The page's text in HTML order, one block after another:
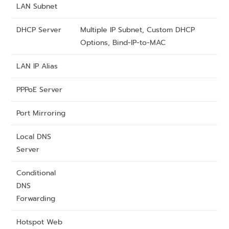
LAN Subnet
DHCP Server
Multiple IP Subnet, Custom DHCP
Options, Bind-IP-to-MAC
LAN IP Alias
PPPoE Server
Port Mirroring
Local DNS
Server
Conditional
DNS
Forwarding
Hotspot Web